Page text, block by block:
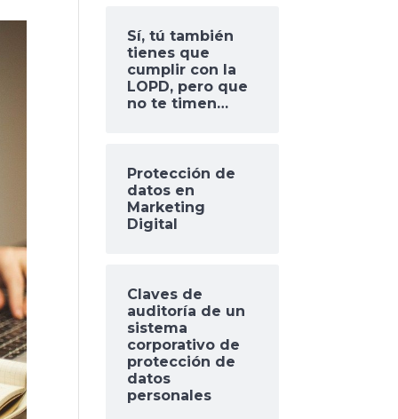
Sí, tú también
tienes que
cumplir con la
LOPD, pero que
no te timen…
Protección de
datos en
Marketing
Digital
Claves de
auditoría de un
sistema
corporativo de
protección de
datos
personales